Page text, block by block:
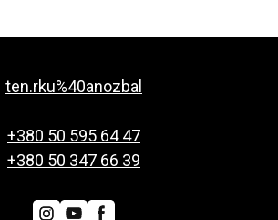
ten.rku%40anozbal
+380 50 595 64 47
+380 50 347 66 39